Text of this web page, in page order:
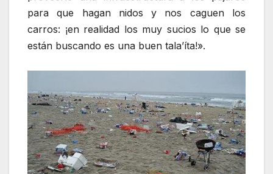
para que hagan nidos y nos caguen los
carros: ¡en realidad los muy sucios lo que se
están buscando es una buen tala’íta!».